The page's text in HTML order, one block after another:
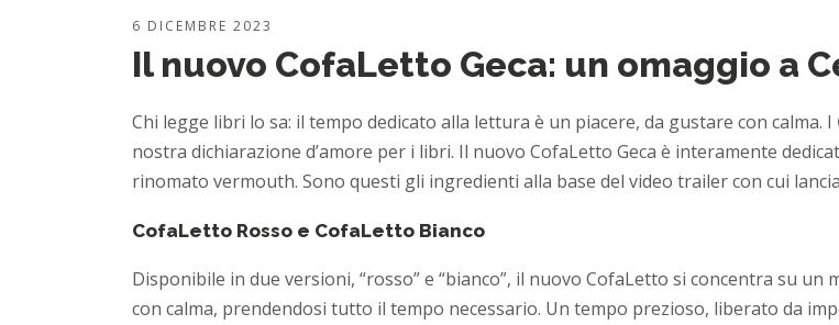
6 DICEMBRE 2023
Il nuovo CofaLetto Geca: un omaggio a
Chi legge libri lo sa: il tempo dedicato alla lettura è un piacere, da gustare con calma. I
nostra dichiarazione d’amore per i libri. Il nuovo CofaLetto Geca è interamente
rinomato vermouth. Sono questi gli ingredienti alla base del video trailer con cui
CofaLetto Rosso e CofaLetto Bianco
Disponibile in due versioni, “rosso” e “bianco”, il nuovo CofaLetto si concentra su
con calma, prendendosi tutto il tempo necessario. Un tempo prezioso, liberato da